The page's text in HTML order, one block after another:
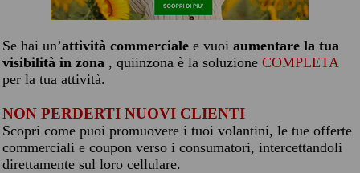
Se hai un’attività commerciale e vuoi aumentare la tua
visibilità in zona , quiinzona è la soluzione COMPLETA
per la tua attività.
NON PERDERTI NUOVI CLIENTI
Scopri come puoi promuovere i tuoi volantini, le tue offerte
commerciali e coupon verso i consumatori, intercettandoli
direttamente sul loro cellulare.